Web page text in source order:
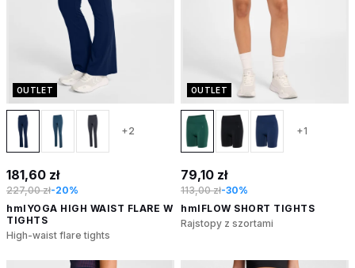
OUTLET
+2
181,60 zł
227,00 zł-20%
hmlYOGA HIGH WAIST FLARE W
TIGHTS
High-waist flare tights
OUTLET
+1
79,10 zł
113,00 zł-30%
hmlFLOW SHORT TIGHTS
Rajstopy z szortami